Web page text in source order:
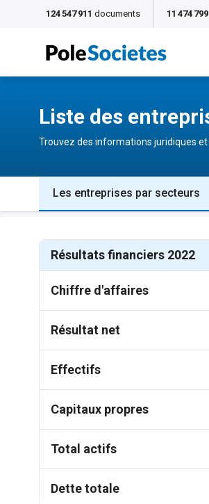
124 547 911 documents 11 474 799
Liste des
Trouvez des informations juridiques
Les entreprises par secteurs
Résultats financiers 2022
Chiffre d'affaires
Résultat net
Effectifs
Capitaux propres
Total actifs
Dette totale